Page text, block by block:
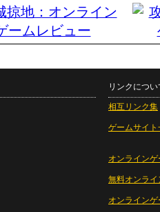
リンクについ
相互リンク集
ゲームサイト
オンラインゲ
無料オンライ
オンライン